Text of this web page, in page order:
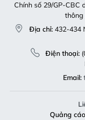
Chính số 29/GP-CBC
thông
Địa chỉ: 432-434
Điện thoại:
Email:
Quảng